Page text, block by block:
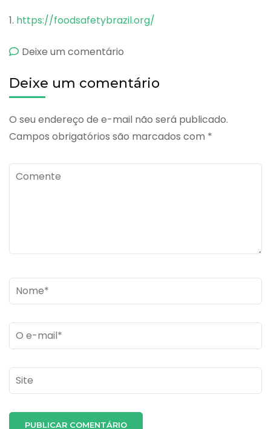
1. https://foodsafetybrazil.org/
Deixe um comentário
INPM
Deixe um comentário
O seu endereço de e-mail não será publicado.
Campos obrigatórios são marcados com *
Comente
Name*
Email *
Site